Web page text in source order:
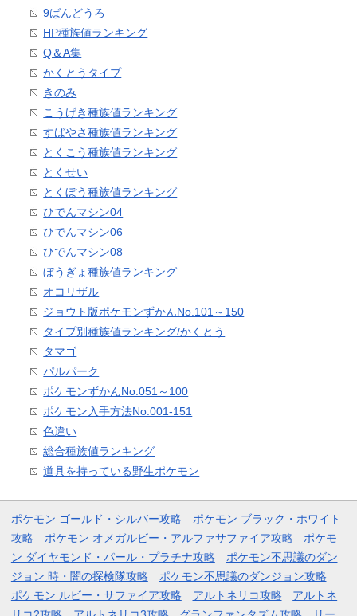
9ばんどうろ
HP種族値ランキング
Q＆A集
かくとうタイプ
きのみ
こうげき種族値ランキング
すばやさ種族値ランキング
とくこう種族値ランキング
とくせい
とくぼう種族値ランキング
ひでんマシン04
ひでんマシン06
ひでんマシン08
ぼうぎょ種族値ランキング
オコリザル
ジョウト版ポケモンずかんNo.101～150
タイプ別種族値ランキング/かくとう
タマゴ
パルパーク
ポケモンずかんNo.051～100
ポケモン入手方法No.001-151
色違い
総合種族値ランキング
道具を持っている野生ポケモン
ポケモン ゴールド・シルバー攻略
ポケモン ブラック・ホワイト
攻略
ポケモン オメガルビー・アルファサファイア攻略
ポケモ
ン ダイヤモンド・パール・プラチナ攻略
ポケモン不思議のダン
ジョン 時・闇の探検隊攻略
ポケモン不思議のダンジョン攻略
ポケモン ルビー・サファイア攻略
アルトネリコ攻略
アルトネ